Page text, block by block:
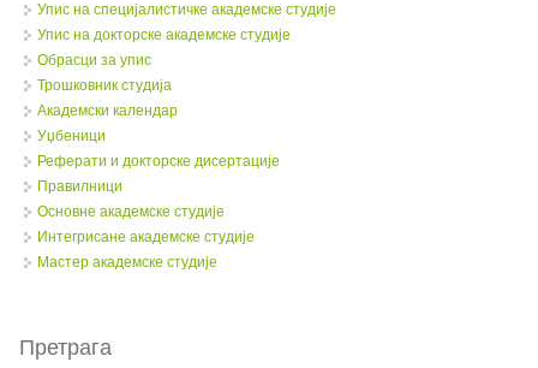
Упис на специјалистичке академске студије
Упис на докторске академске студије
Обрасци за упис
Трошковник студија
Академски календар
Уџбеници
Реферати и докторске дисертације
Правилници
Oсновне академске студије
Интегрисане академске студије
Мастер академске студије
Претрага